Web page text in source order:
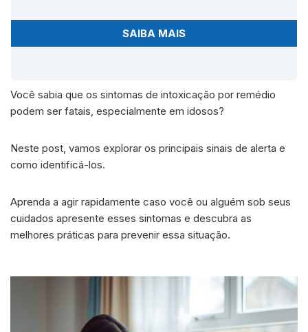
SAIBA MAIS
Você sabia que os sintomas de intoxicação por remédio
podem ser fatais, especialmente em idosos?
Neste post, vamos explorar os principais sinais de alerta e
como identificá-los.
Aprenda a agir rapidamente caso você ou alguém sob seus
cuidados apresente esses sintomas e descubra as
melhores práticas para prevenir essa situação.